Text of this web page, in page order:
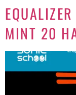
MINT 20